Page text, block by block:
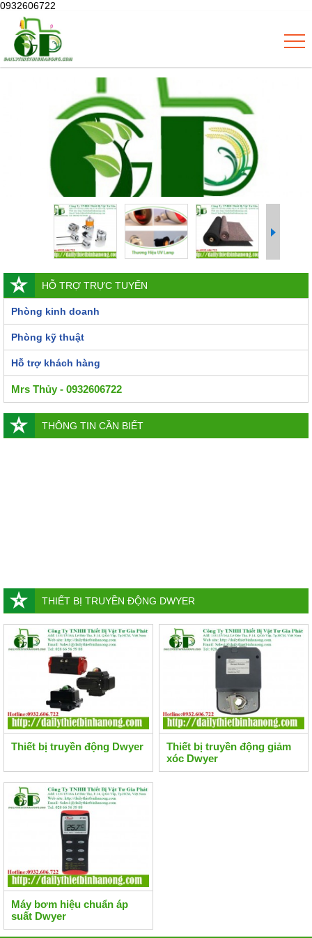
0932606722
HỖ TRỢ TRỰC TUYẾN
Phòng kinh doanh
Phòng kỹ thuật
Hỗ trợ khách hàng
Mrs Thủy - 0932606722
THÔNG TIN CẦN BIẾT
THIẾT BỊ TRUYỀN ĐỘNG DWYER
Thiết bị truyền động Dwyer
Thiết bị truyền động giảm
xóc Dwyer
Máy bơm hiệu chuẩn áp
suất Dwyer